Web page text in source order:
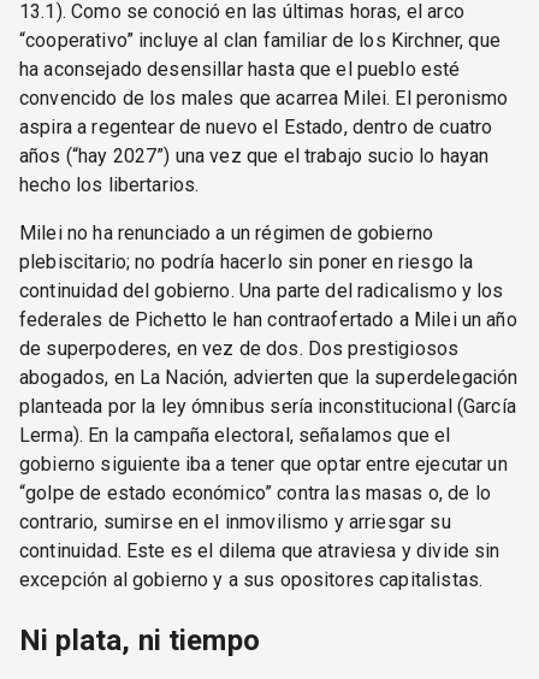
13.1). Como se conoció en las últimas horas, el arco
“cooperativo” incluye al clan familiar de los Kirchner, que
ha aconsejado desensillar hasta que el pueblo esté
convencido de los males que acarrea Milei. El peronismo
aspira a regentear de nuevo el Estado, dentro de cuatro
años (“hay 2027”) una vez que el trabajo sucio lo hayan
hecho los libertarios.
Milei no ha renunciado a un régimen de gobierno
plebiscitario; no podría hacerlo sin poner en riesgo la
continuidad del gobierno. Una parte del radicalismo y los
federales de Pichetto le han contraofertado a Milei un año
de superpoderes, en vez de dos. Dos prestigiosos
abogados, en La Nación, advierten que la superdelegación
planteada por la ley ómnibus sería inconstitucional (García
Lerma). En la campaña electoral, señalamos que el
gobierno siguiente iba a tener que optar entre ejecutar un
“golpe de estado económico” contra las masas o, de lo
contrario, sumirse en el inmovilismo y arriesgar su
continuidad. Este es el dilema que atraviesa y divide sin
excepción al gobierno y a sus opositores capitalistas.
Ni plata, ni tiempo